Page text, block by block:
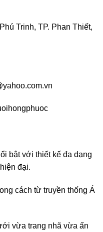
Trinh, TP. Phan Thiết,
bật với thiết kế đa dạng
đại.
cách từ truyền thống Á
vừa trang nhã vừa ấn